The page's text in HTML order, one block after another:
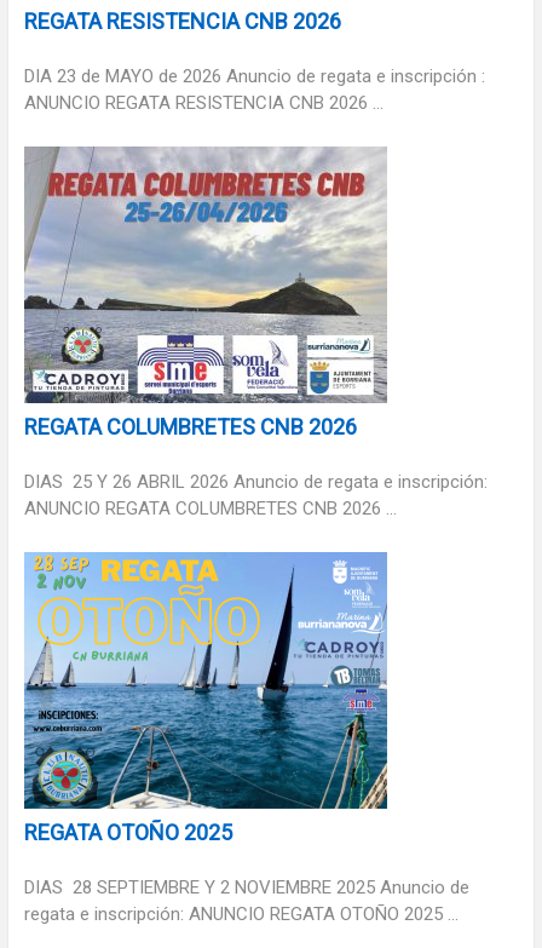
REGATA RESISTENCIA CNB 2026
DIA 23 de MAYO de 2026 Anuncio de regata e inscripción :
ANUNCIO REGATA RESISTENCIA CNB 2026 ...
REGATA COLUMBRETES CNB 2026
DIAS 25 Y 26 ABRIL 2026 Anuncio de regata e inscripción:
ANUNCIO REGATA COLUMBRETES CNB 2026 ...
REGATA OTOÑO 2025
DIAS 28 SEPTIEMBRE Y 2 NOVIEMBRE 2025 Anuncio de
regata e inscripción: ANUNCIO REGATA OTOÑO 2025 ...